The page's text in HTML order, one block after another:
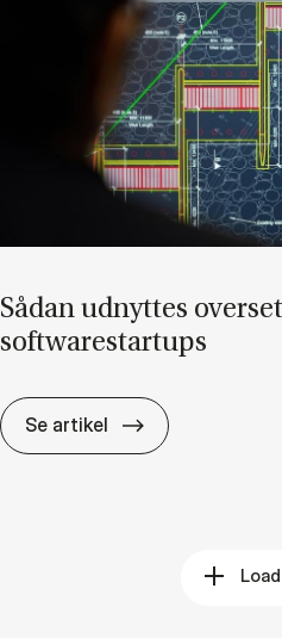
Så­dan ud­nyt­tes
softwa­re­startups
Se artikel Så­dan